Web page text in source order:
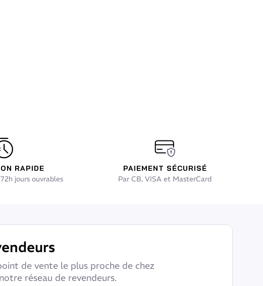
RAPIDE
jours ouvrables
PAIEMENT SÉCURISÉ
Par CB, VISA et MasterCard
de vente le plus proche de chez
réseau de revendeurs.